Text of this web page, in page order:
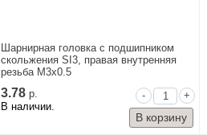
Шарнирная головка с подшипником
скольжения SI3, правая внутренняя
резьба M3x0.5
3.78р.
В наличии.
- +